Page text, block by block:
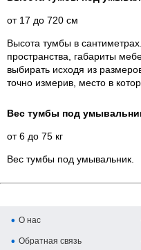
от 17 до 720 см
Высота тумбы в
пространства, габариты
выбирать исходя из
точно измерив, место в
Вес тумбы под
от 6 до 75 кг
Вес тумбы под умывальник.
О нас
Обратная связь